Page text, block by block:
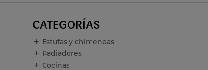
CATEGORÍAS
Estufas y chimeneas
Radiadores
Cocinas